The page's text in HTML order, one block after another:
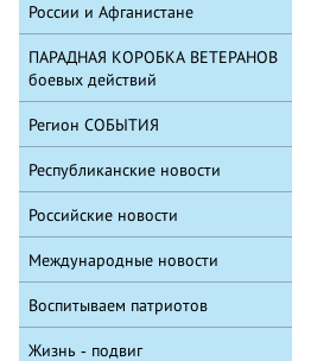
России и Афганистане
ПАРАДНАЯ КОРОБКА ВЕТЕРАНОВ
боевых действий
Регион СОБЫТИЯ
Республиканские новости
Российские новости
Международные новости
Воспитываем патриотов
Жизнь - подвиг